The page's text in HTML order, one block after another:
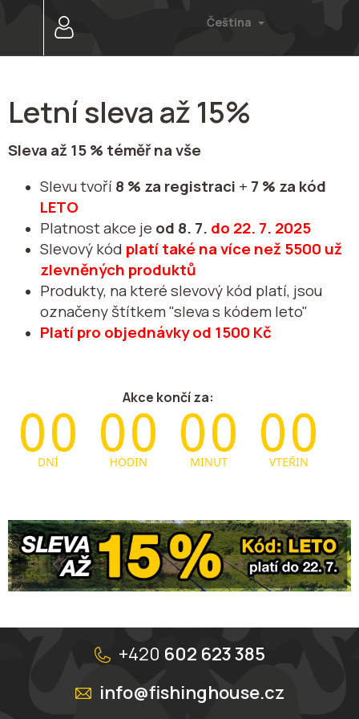
Čeština
Letní sleva až 15%
Sleva až 15 % téměř na vše
Slevu tvoří 8 % za registraci + 7 % za kód
LETO
Platnost akce je od 8. 7. do 22. 7. 2025
Slevový kód platí také na více než 5500 už
zlevněných produktů
Produkty, na které slevový kód platí, jsou
označeny štítkem "sleva s kódem leto"
Platí pro objednávky od 1500 Kč
Akce končí za:
+420 602 623 385
info@fishinghouse.cz